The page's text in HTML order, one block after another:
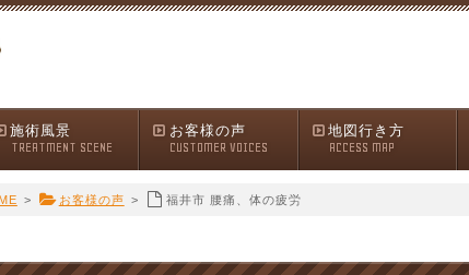
施術風景
TREATMENT SCENE
お客様の声
CUSTOMER VOICES
地図行き方
ACCESS MAP
> お客様の声 > 福井市 腰痛、体の疲労